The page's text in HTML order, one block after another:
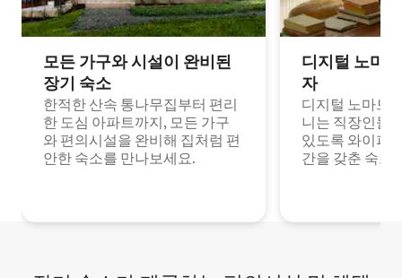
모든 가구와 시설이 완비된
장기 숙소
한적한 산속 통나무집부터 편리
한 도심 아파트까지, 모든 가구
와 편의시설을 완비해 집처럼 편
안한 숙소를 만나보세요.
디지털 노마
자
디지털 노마드
니는 직장인들
있도록 와이파
간을 갖춘 숙소